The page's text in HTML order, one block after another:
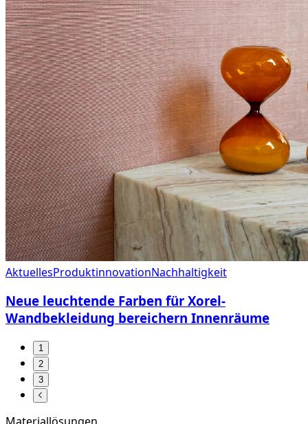
AktuellesProduktinnovationNachhaltigkeit
Neue leuchtende Farben für Xorel-
Wandbekleidung bereichern Innenräume
1
2
3